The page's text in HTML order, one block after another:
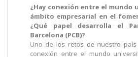
¿Hay conexión entre el mundo
ámbito empresarial en el
¿Qué papel desarrolla el
Barcelona (PCB)?
Uno de los retos de nuestro
conexión entre el mundo